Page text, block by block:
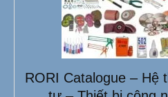
RORI Catalogue – Hệ